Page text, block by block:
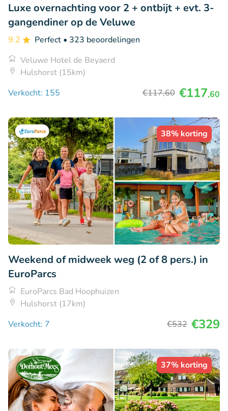
Luxe overnachting voor 2 + ontbijt + evt. 3-
gangendiner op de Veluwe
9.2 Perfect • 323 beoordelingen
Veluwe Hotel de Beyaerd
Hulshorst (15km)
Verkocht: 155
€117,60 €117,60
38% korting
Weekend of midweek weg (2 of 8 pers.) in
EuroParcs
EuroParcs Bad Hoophuizen
Hulshorst (17km)
Verkocht: 7
€532 €329
37% korting